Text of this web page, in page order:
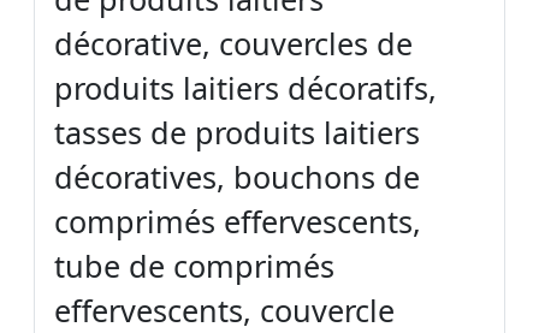
décorative, couvercles de
produits laitiers décoratifs,
tasses de produits laitiers
décoratives, bouchons de
comprimés effervescents,
tube de comprimés
effervescents, couvercle